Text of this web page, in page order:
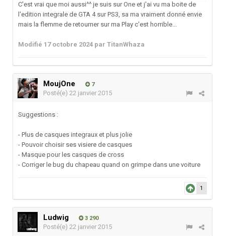
C'est vrai que moi aussi^^ je suis sur One et j'ai vu ma boite de
l'edition integrale de GTA 4 sur PS3, sa ma vraiment donné envie
mais la flemme de retourner sur ma Play c'est horrible...
Modifié 17 octobre 2024 par TitanWhaza
MoujOne 7
Posté(e) 22 janvier 2015
Suggestions :
- Plus de casques integraux et plus jolie
- Pouvoir choisir ses visiere de casques
- Masque pour les casques de cross
- Corriger le bug du chapeau quand on grimpe dans une voiture
1
Ludwig 3 290
Posté(e) 22 janvier 2015